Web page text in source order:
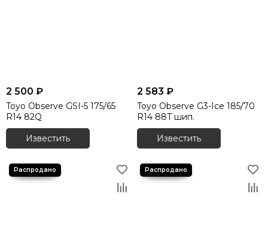
2 500 ₽
Toyo Observe GSI-5 175/65
R14 82Q
Известить
2 583 ₽
Toyo Observe G3-Ice 185/70
R14 88T шип.
Известить